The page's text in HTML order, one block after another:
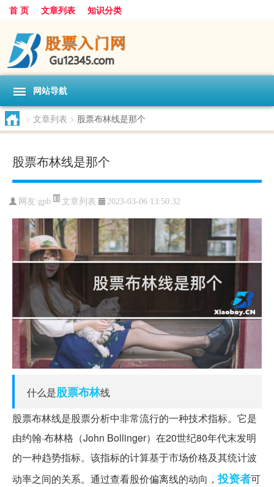
首 页 文章列表 知识分类
网站导航
> 文章列表 > 股票布林线是那个
股票布林线是那个
网友:gpb 文章列表 2023-03-06 13:50:32
什么是股票布林线
股票布林线是股票分析中非常流行的一种技术指标。它是
由约翰·布林格（John Bollinger）在20世纪80年代末发明
的一种趋势指标。该指标的计算基于市场价格及其统计波
动率之间的关系。通过查看股价偏离线的动向，投资者可